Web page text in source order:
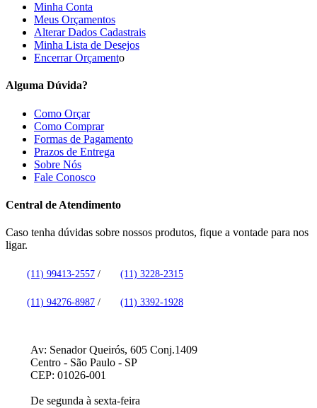
Minha Conta
Meus Orçamentos
Alterar Dados Cadastrais
Minha Lista de Desejos
Encerrar Orçamento
Alguma Dúvida?
Como Orçar
Como Comprar
Formas de Pagamento
Prazos de Entrega
Sobre Nós
Fale Conosco
Central de Atendimento
Caso tenha dúvidas sobre nossos produtos, fique a vontade para nos
ligar.
(11) 99413-2557 / (11) 3228-2315
(11) 94276-8987 / (11) 3392-1928
Av: Senador Queirós, 605 Conj.1409
Centro - São Paulo - SP
CEP: 01026-001
De segunda à sexta-feira